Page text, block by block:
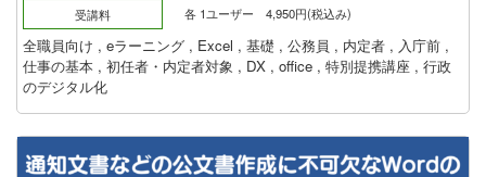
受講料 各 1ユーザー 4,950円(税込み)
全職員向け , eラーニング , Excel , 基礎 , 公務員 , 内定者 , 入庁前 ,
仕事の基本 , 初任者・内定者対象 , DX , office , 特別提携講座 , 行政
のデジタル化